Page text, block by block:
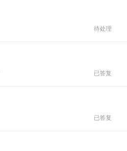
待处理
已答复
已答复